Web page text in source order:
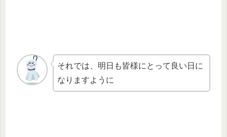
それでは、明日も皆様にとって良い日に
なりますように